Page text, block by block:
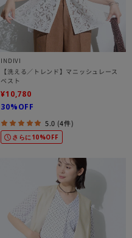
INDIVI
【洗える／トレンド】マニッシュレース
ベスト
¥10,780
30%OFF
5.0 (4件)
さらに10%OFF